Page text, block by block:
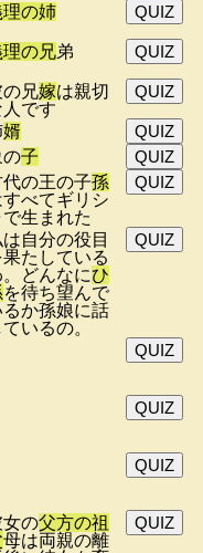
理の姉 QUIZ
理の兄弟 QUIZ
の兄嫁は親切
人です
QUIZ
婿
QUIZ
の子
QUIZ
代の王の子孫
すべてギリシ
で生まれた
QUIZ
自分の役目
果たしている
。どんなにひ
を待ち望んで
るか孫娘に話
ているの。
QUIZ
QUIZ
QUIZ
QUIZ
女の父方の祖
母は両親の離
QUIZ